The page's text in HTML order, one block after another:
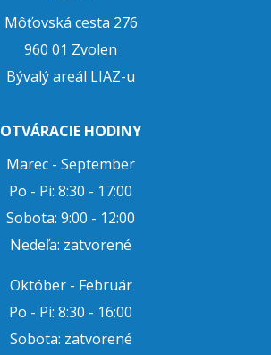
Môťovská cesta 276
960 01 Zvolen
Bývalý areál LIAZ-u
OTVÁRACIE HODINY
Marec - September
Po - Pi: 8:30 - 17:00
Sobota: 9:00 - 12:00
Nedeľa: zatvorené
Október - Február
Po - Pi: 8:30 - 16:00
Sobota: zatvorené